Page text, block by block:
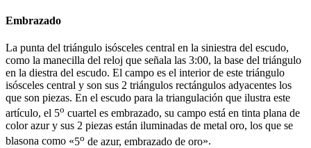
Embrazado
La punta del triángulo isósceles central en la siniestra del escudo,
como la manecilla del reloj que señala las 3:00, la base del triángulo
en la diestra del escudo. El campo es el interior de este triángulo
isósceles central y son sus 2 triángulos rectángulos adyacentes los
que son piezas. En el escudo para la triangulación que ilustra este
artículo, el 5o cuartel es embrazado, su campo está en tinta plana de
color azur y sus 2 piezas están iluminadas de metal oro, los que se
blasona como «5o de azur, embrazado de oro».